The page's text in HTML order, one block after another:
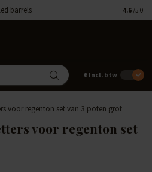
barrels 4.6 /5.0
€ Incl. btw
voor regenton set van 3 poten grot
voor regenton set